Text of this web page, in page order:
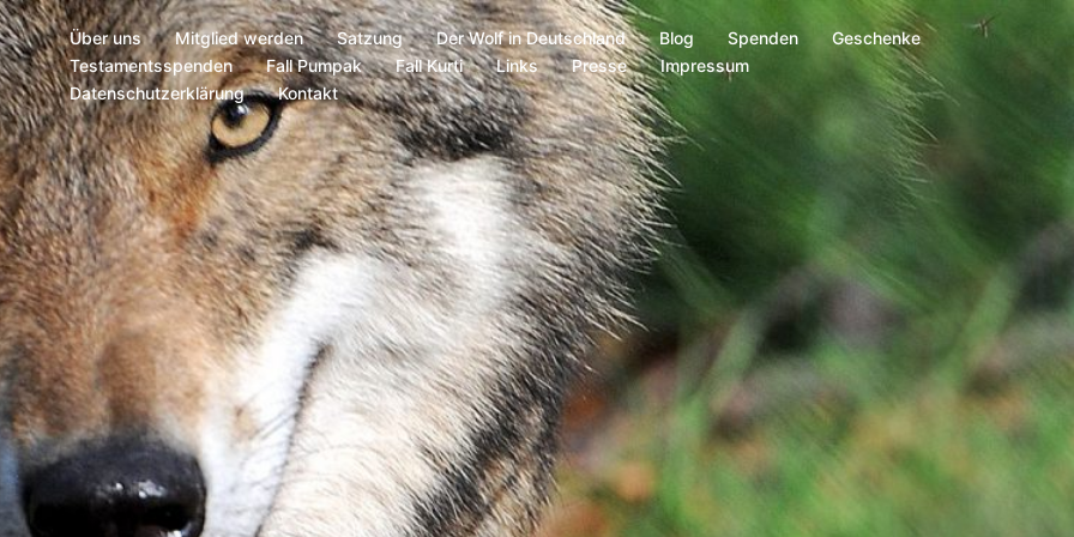
Über uns Mitglied werden Satzung Der Wolf in Deutschland Blog Spenden
Geschenke
Testamentsspenden
Fall Pumpak Fall Kurti Links Presse
Impressum
Datenschutzerklärung
Kontakt